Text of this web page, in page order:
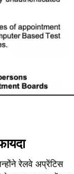
रेलवे अप्रेंटिस